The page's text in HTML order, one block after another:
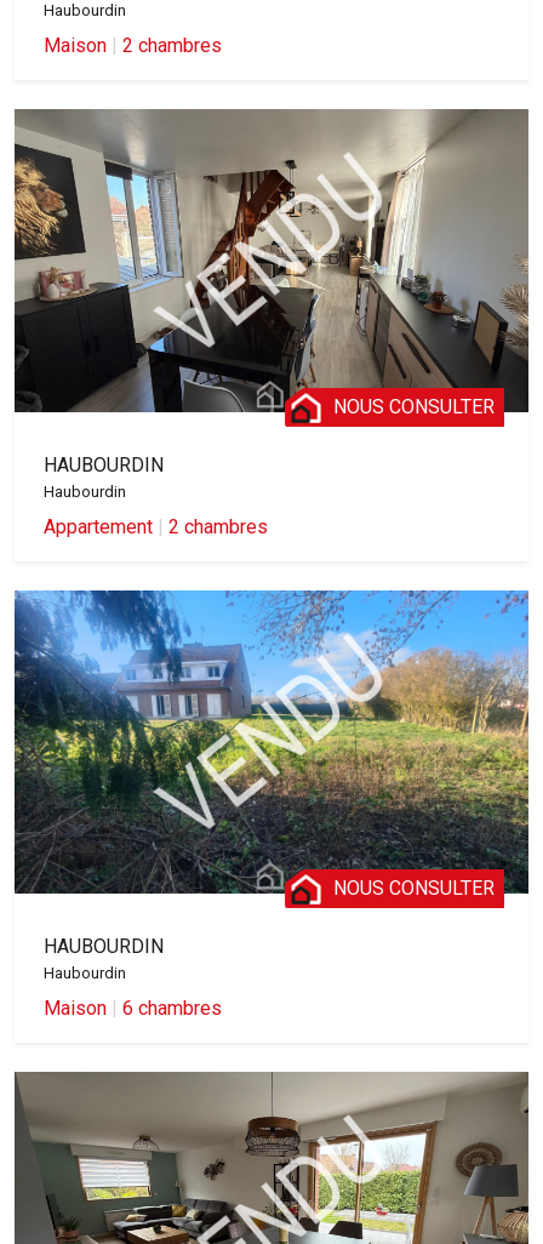
Haubourdin
Maison | 2 chambres
NOUS CONSULTER
HAUBOURDIN
Haubourdin
Appartement | 2 chambres
NOUS CONSULTER
HAUBOURDIN
Haubourdin
Maison | 6 chambres